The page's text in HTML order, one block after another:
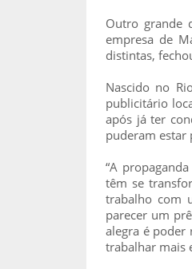
Outro grande
empresa de
distintas,
Nascido no
publicitário
após já ter
puderam estar
“A
têm se
trabalho com
parecer um
alegra é poder
trabalhar mais